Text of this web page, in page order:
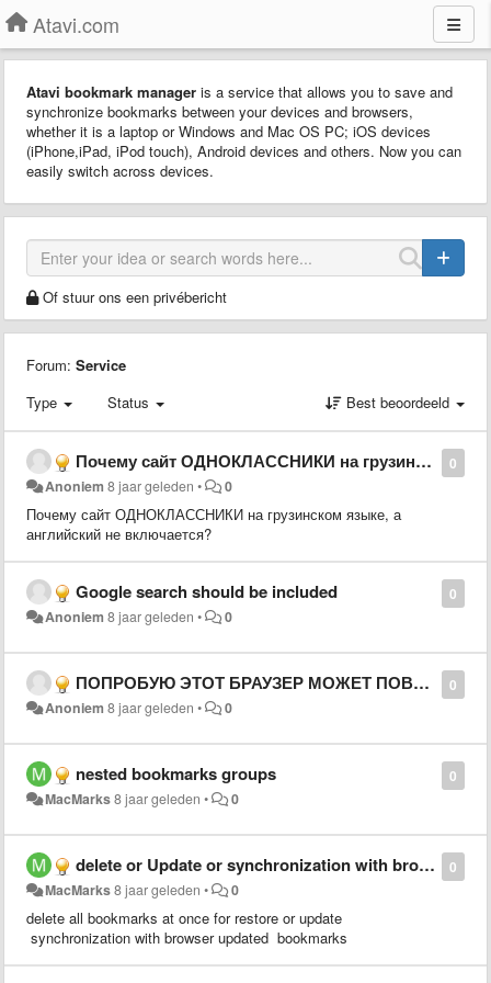
Atavi.com
Atavi bookmark manager is a service that allows you to save and
synchronize bookmarks between your devices and browsers,
whether it is a laptop or Windows and Mac OS PC; iOS devices
(iPhone,iPad, iPod touch), Android devices and others. Now you can
easily switch across devices.
Of stuur ons een privébericht
Forum: Service
Type
Status Best beoordeeld
0
Почему сайт ОДНОКЛАССНИКИ на грузинском языке
Anoniem 8 jaar geleden • 0
Почему сайт ОДНОКЛАССНИКИ на грузинском языке, а
английский не включается?
0
Google search should be included
Anoniem 8 jaar geleden • 0
0
ПОПРОБУЮ ЭТОТ БРАУЗЕР МОЖЕТ ПОВЕЗЁТ
Anoniem 8 jaar geleden • 0
0
nested bookmarks groups
MacMarks8 jaar geleden • 0
0
delete or Update or synchronization with browser bookmarks button
MacMarks8 jaar geleden • 0
delete all bookmarks at once for restore or update
synchronization with browser updated bookmarks